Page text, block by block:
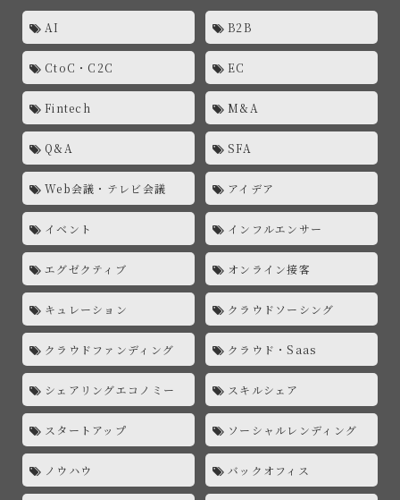
AI B2B
CtoC・C2C EC
Fintech M&A
Q&A SFA
Web会議・テレビ会議 アイデア
イベント インフルエンサー
エグゼクティブ オンライン接客
キュレーション クラウドソーシング
クラウドファンディング クラウド・Saas
シェアリングエコノミー スキルシェア
スタートアップ ソーシャルレンディング
ノウハウ バックオフィス